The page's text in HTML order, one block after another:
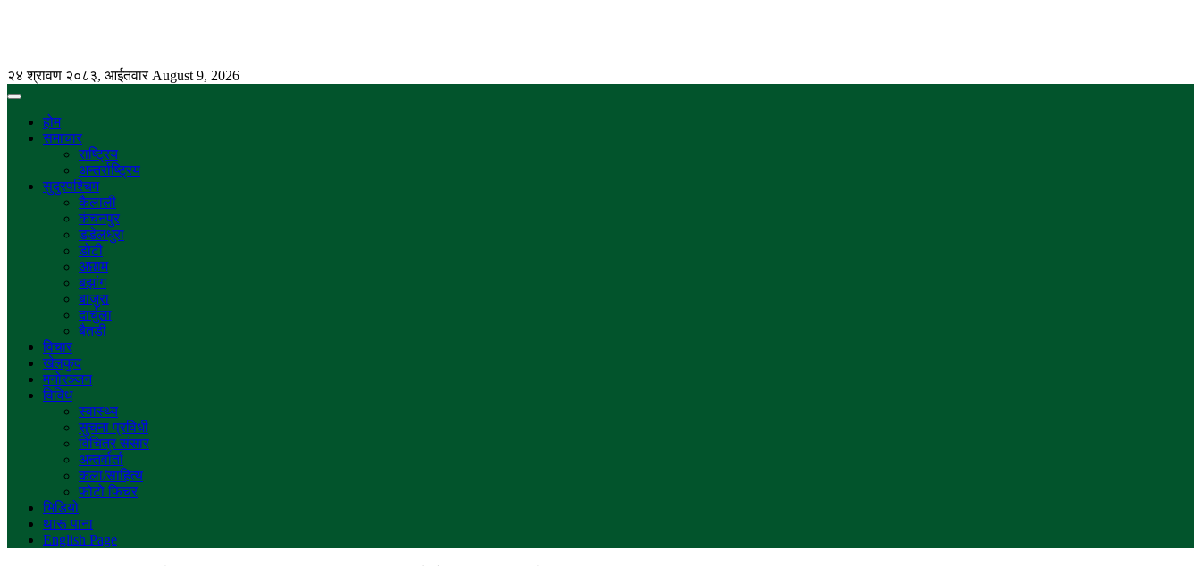
२४ श्रावण २०८३, आईतवार August 9, 2026
होम
समाचार
राष्ट्रिय
अन्तर्राष्ट्रिय
सुदुरपश्चिम
कैलाली
कंचनपुर
डडेलधुरा
डोटी
अछाम
बझांग
बाजुरा
दार्चुला
बैतडी
विचार
खेलकुद
मनोरञ्जन
विविध
स्वास्थ्य
सुचना प्रविधी
विचित्र संसार
अन्तर्वार्ता
कला/साहित्य
फोटो फिचर
भिडियो
थारू पाना
English Page